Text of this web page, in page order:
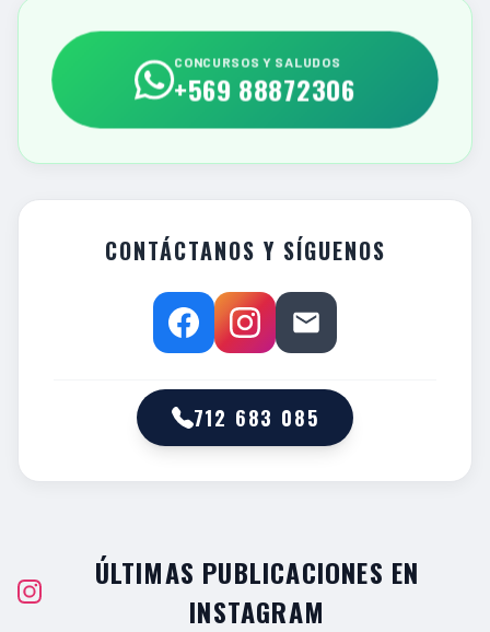
CONCURSOS Y SALUDOS
+569 88872306
CONTÁCTANOS Y SÍGUENOS
712 683 085
ÚLTIMAS PUBLICACIONES EN
INSTAGRAM